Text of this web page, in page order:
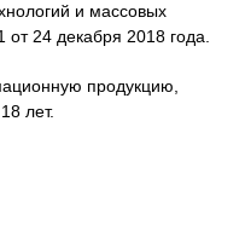
и массовых
24 декабря 2018 года.
продукцию,
лет.